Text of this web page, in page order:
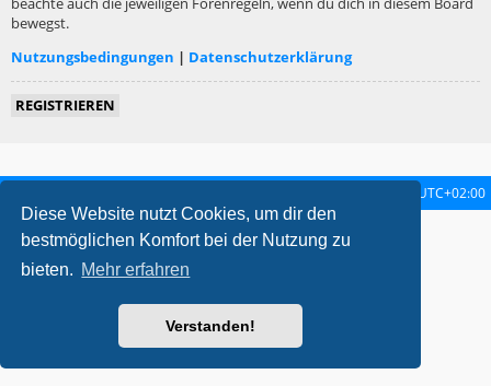
Diese Website nutzt Cookies, um dir den
bestmöglichen Komfort bei der Nutzung zu
bieten. Mehr erfahren
Verstanden!
bewegst.
Nutzungsbedingungen | Datenschutzerklärung
REGISTRIEREN
UTC+02:00
metrolike style by Eric Seguin Updated for phpBB3.2 by
Powered byphpBB ® Forum Software © phpBB Limited
Deutsche Übersetzung durch